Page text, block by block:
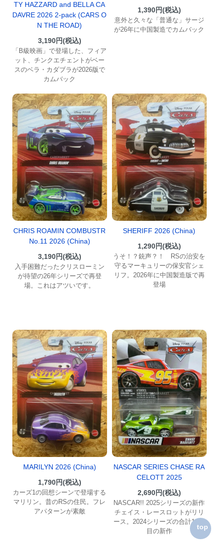
top
TY HAZZARD and BELLA CA
DAVRE 2026 2-pack (CARS O
N THE ROAD)
3,190円(税込)
「B級映画」で登場した、フィア
ット、チンクエチェントがベー
スのベラ・カダブラが2026版で
カムバック
1,390円(税込)
意外と久々な「普通な」サージ
が26年に中国製造でカムバック
CHRIS ROAMIN COMBUSTR
No.11 2026 (China)
3,190円(税込)
入手困難だったクリスローミン
が待望の26年シリーズで再登
場。これはアツいです。
SHERIFF 2026 (China)
1,290円(税込)
うそ！？銃声？！ RSの治安を
守るマーキュリーの保安官シェ
リフ。2026年に中国製造版で再
登場
MARILYN 2026 (China)
1,790円(税込)
カーズ1の回想シーンで登場する
マリリン。昔のRSの住民。フレ
アパターンが素敵
NASCAR SERIES CHASE RA
CELOTT 2025
2,690円(税込)
NASCAR!! 2025シリーズの新作
チェイス・レースロットがリリ
ース。2024シリーズの合計10種
目の新作